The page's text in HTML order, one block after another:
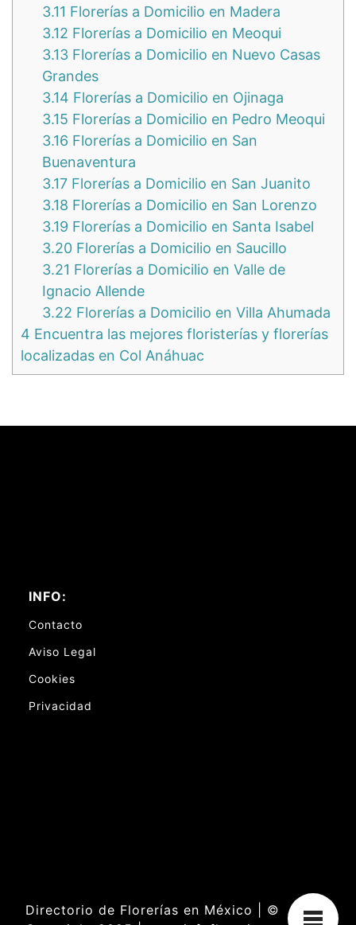
3.11 Florerías a Domicilio en Madera
3.12 Florerías a Domicilio en Meoqui
3.13 Florerías a Domicilio en Nuevo Casas
Grandes
3.14 Florerías a Domicilio en Ojinaga
3.15 Florerías a Domicilio en Pedro Meoqui
3.16 Florerías a Domicilio en San
Buenaventura
3.17 Florerías a Domicilio en San Juanito
3.18 Florerías a Domicilio en San Lorenzo
3.19 Florerías a Domicilio en Santa Isabel
3.20 Florerías a Domicilio en Saucillo
3.21 Florerías a Domicilio en Valle de
Ignacio Allende
3.22 Florerías a Domicilio en Villa Ahumada
4 Encuentra las mejores floristerías y florerías
localizadas en Col Anáhuac
INFO:
Contacto
Aviso Legal
Cookies
Privacidad
Directorio de Florerías en México | ©